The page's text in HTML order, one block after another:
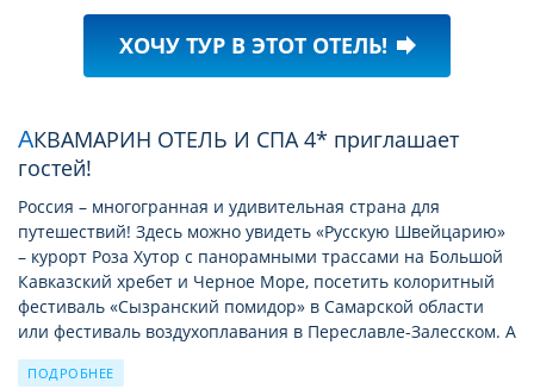
ХОЧУ ТУР В ЭТОТ ОТЕЛЬ! forward
АКВАМАРИН ОТЕЛЬ И СПА 4* приглашает
гостей!
Россия – многогранная и удивительная страна для
путешествий! Здесь можно увидеть «Русскую Швейцарию»
– курорт Роза Хутор с панорамными трассами на Большой
Кавказский хребет и Черное Море, посетить колоритный
фестиваль «Сызранский помидор» в Самарской области
или фестиваль воздухоплавания в Переславле-Залесском. А
если вас интересует кино, то стоит отправиться
живописный город Плес, где на берегах реки Волги
ПОДРОБНЕЕ